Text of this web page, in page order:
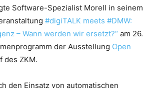
Software-Spezialist Morell in seinem
#digiTALK meets #DMW:
– Wann werden wir ersetzt?“ am 26.
der Ausstellung Open
des ZKM.
den Einsatz von automatischen